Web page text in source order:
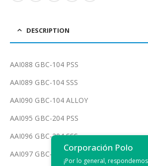
DESCRIPTION
AAI088 GBC-104 PSS
AAI089 GBC-104 SSS
AAI090 GBC-104 ALLOY
AAI095 GBC-204 PSS
AAI096 GBC-204 SSS
AAI097 GBC-204 ALLOY
Corporación Polo
¡Por lo general,